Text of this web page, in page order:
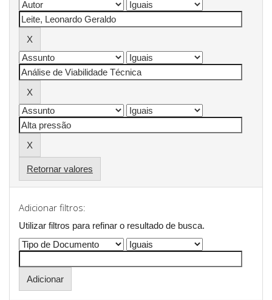
Retornar valores
Adicionar filtros:
Utilizar filtros para refinar o resultado de busca.